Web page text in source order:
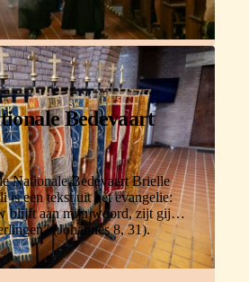
Bedevaart
Nationale Bedevaart Brielle
is een tekst uit het evangelie:
blijft aan mijn woord, zijt gij
(Johannes 8, 31).